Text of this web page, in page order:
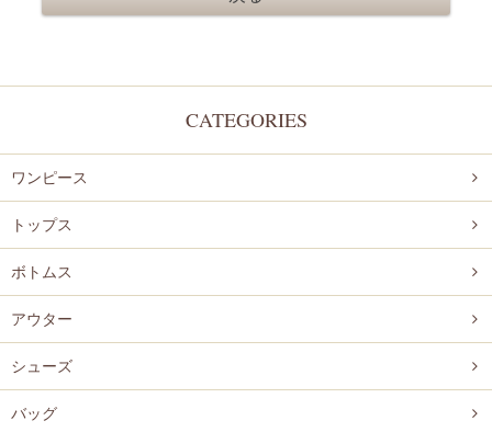
CATEGORIES
ワンピース
トップス
ボトムス
アウター
シューズ
バッグ